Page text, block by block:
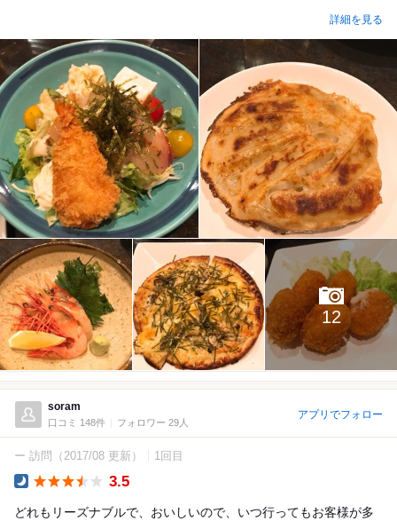
詳細を見る
12
soram
口コミ 148件 フォロワー 29人
アプリでフォロー
ー 訪問 （2017/08 更新） 1回目
3.5
どれもリーズナブルで、おいしいので、いつ行ってもお客様が多